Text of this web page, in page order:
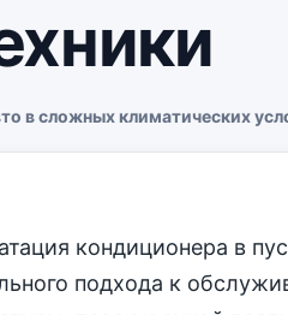
в сложных климатических
кондиционера в
подхода к